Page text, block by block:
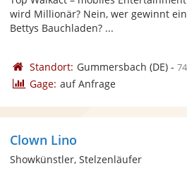
wird Millionär? Nein, wer gewinnt
Bettys Bauchladen? ...
Standort: Gummersbach (DE)-
Gage: auf Anfrage
Clown Lino
Showkünstler, Stelzenläufer